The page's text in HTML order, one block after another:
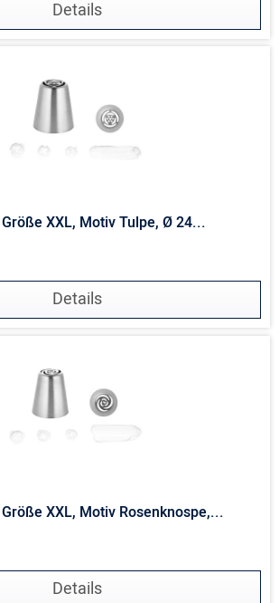
Details
XXL, Motiv Tulpe, Ø 24...
Details
XXL, Motiv Rosenknospe,...
Details